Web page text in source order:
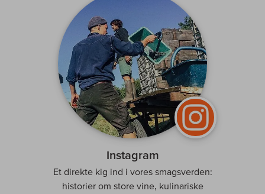
Instagram
Et direkte kig ind i vores smagsverden:
historier om store vine, kulinariske